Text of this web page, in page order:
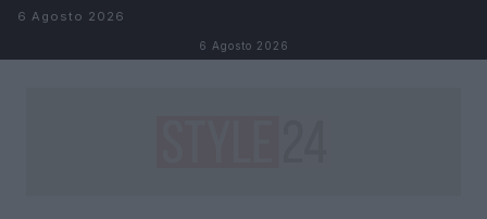
Salta al contenuto
6 Agosto 2026
6 Agosto 2026